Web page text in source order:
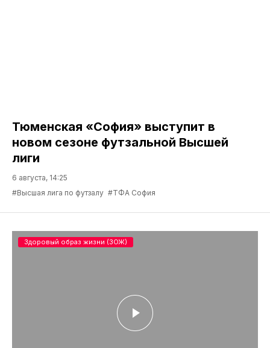
Тюменская «София» выступит в
новом сезоне футзальной Высшей
лиги
6 августа, 14:25
#Высшая лига по футзалу #ТФА София
Здоровый образ жизни (ЗОЖ)